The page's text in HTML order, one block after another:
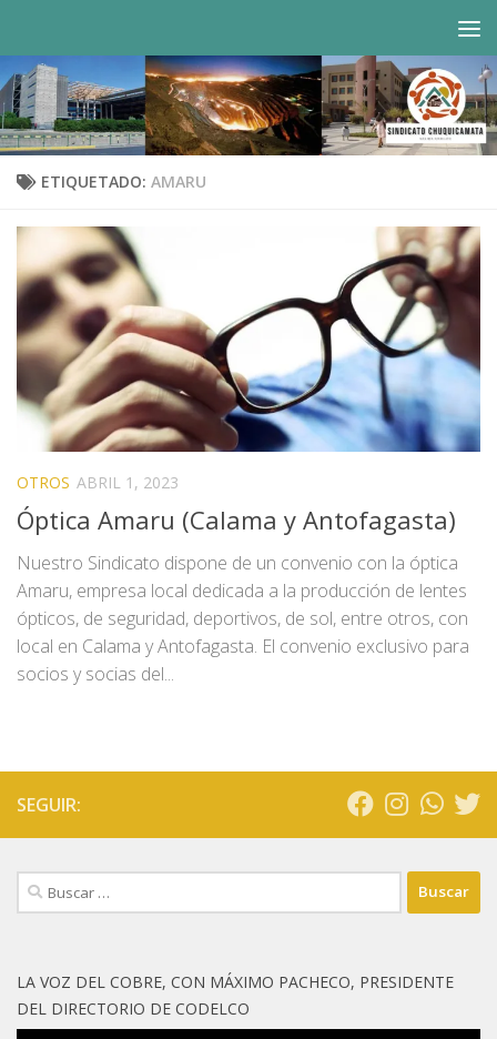
ETIQUETADO: AMARU
OTROS ABRIL 1, 2023
Óptica Amaru (Calama y Antofagasta)
Nuestro Sindicato dispone de un convenio con la óptica
Amaru, empresa local dedicada a la producción de lentes
ópticos, de seguridad, deportivos, de sol, entre otros, con
local en Calama y Antofagasta. El convenio exclusivo para
socios y socias del...
SEGUIR:
Buscar:
LA VOZ DEL COBRE, CON MÁXIMO PACHECO, PRESIDENTE
DEL DIRECTORIO DE CODELCO